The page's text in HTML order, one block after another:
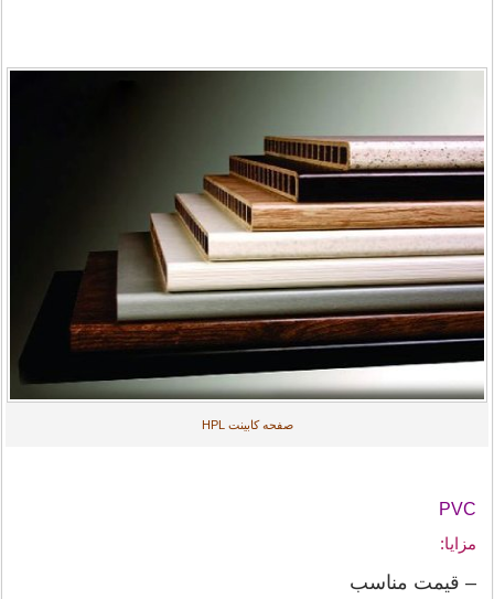
صفحه کابینت HPL
PVC
مزایا:
– قیمت مناسب